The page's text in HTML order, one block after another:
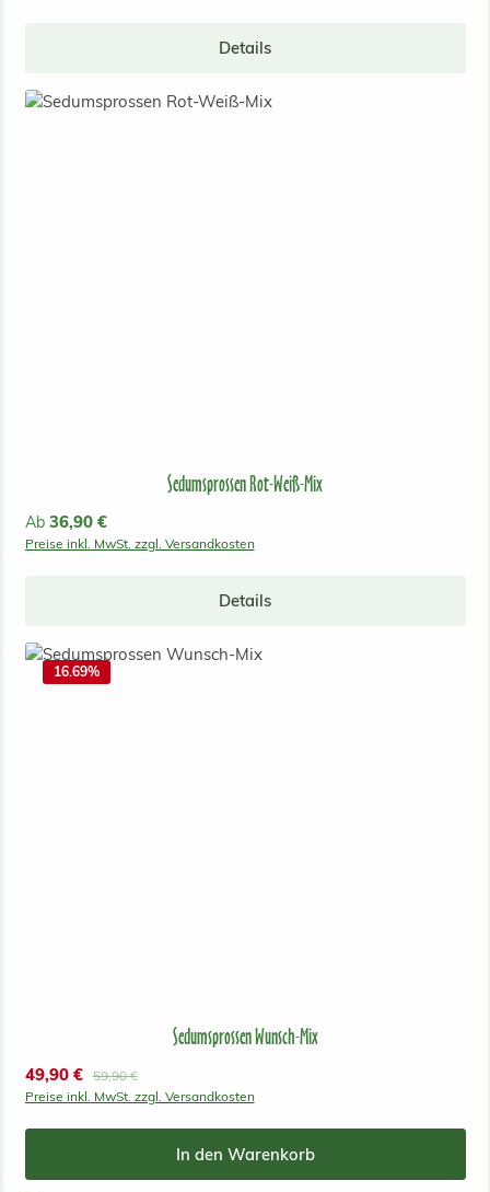
Details
Sedumsprossen Rot-Weiß-Mix
Regulärer Preis:
Ab 36,90 €
Preise inkl. MwSt. zzgl. Versandkosten
Details
16.69%
Sedumsprossen Wunsch-Mix
Verkaufspreis:
49,90 € Regulärer Preis:
59,90 €
Preise inkl. MwSt. zzgl. Versandkosten
In den Warenkorb